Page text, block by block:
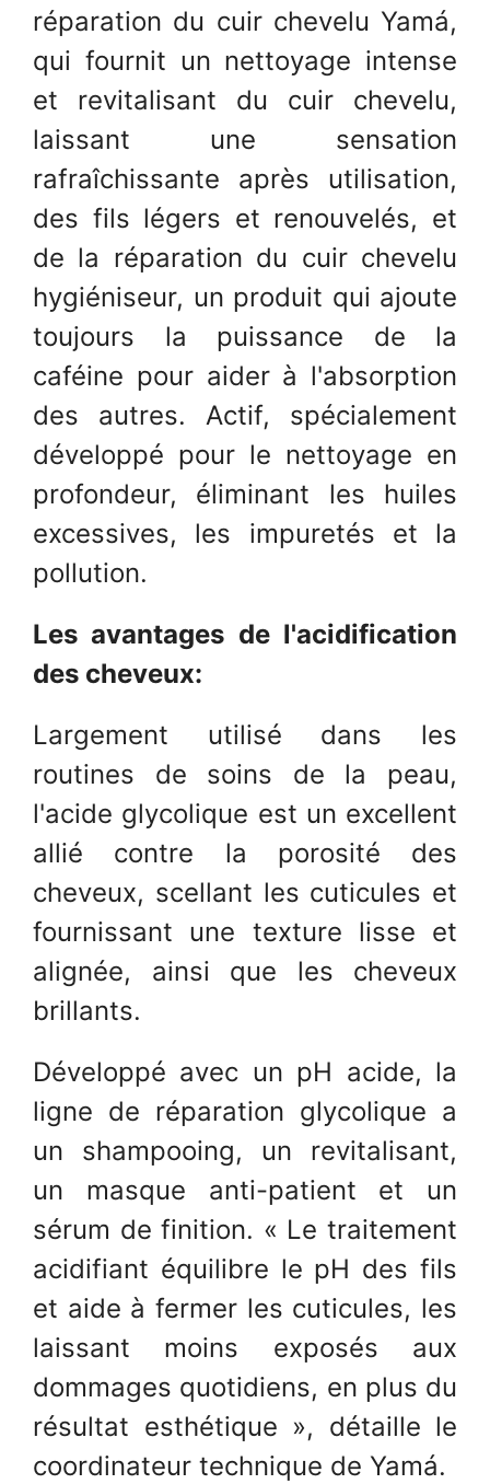
réparation du cuir chevelu Yamá,
qui fournit un nettoyage intense
et revitalisant du cuir chevelu,
laissant une sensation
rafraîchissante après utilisation,
des fils légers et renouvelés, et
de la réparation du cuir chevelu
hygiéniseur, un produit qui ajoute
toujours la puissance de la
caféine pour aider à l'absorption
des autres. Actif, spécialement
développé pour le nettoyage en
profondeur, éliminant les huiles
excessives, les impuretés et la
pollution.
Les avantages de l'acidification
des cheveux:
Largement utilisé dans les
routines de soins de la peau,
l'acide glycolique est un excellent
allié contre la porosité des
cheveux, scellant les cuticules et
fournissant une texture lisse et
alignée, ainsi que les cheveux
brillants.
Développé avec un pH acide, la
ligne de réparation glycolique a
un shampooing, un revitalisant,
un masque anti-patient et un
sérum de finition. « Le traitement
acidifiant équilibre le pH des fils
et aide à fermer les cuticules, les
laissant moins exposés aux
dommages quotidiens, en plus du
résultat esthétique », détaille le
coordinateur technique de Yamá.